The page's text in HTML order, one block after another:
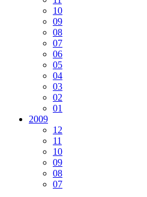
10
09
08
07
06
05
04
03
02
01
2009
12
11
10
09
08
07